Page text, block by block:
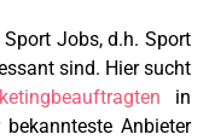
Sport Jobs, d.h. Sport
sind. Hier sucht
in
Anbieter